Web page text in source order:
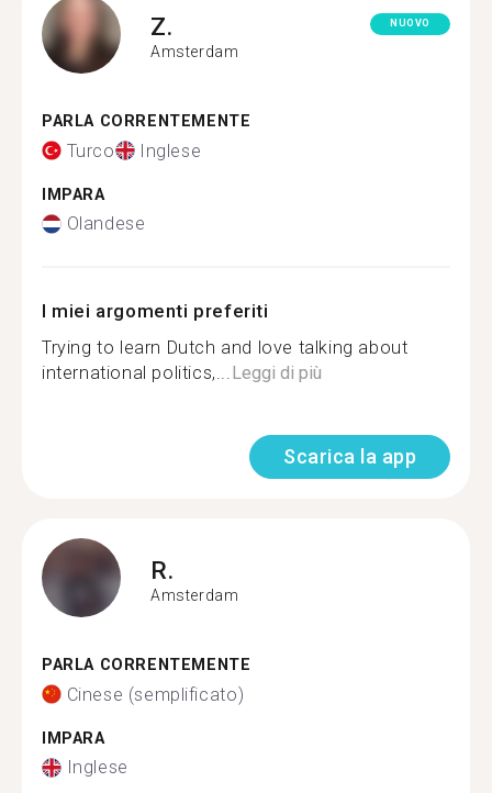
Z.
Amsterdam
NUOVO
PARLA CORRENTEMENTE
Turco Inglese
IMPARA
Olandese
I miei argomenti preferiti
Trying to learn Dutch and love talking about
international politics,...Leggi di più
Scarica la app
R.
Amsterdam
PARLA CORRENTEMENTE
Cinese (semplificato)
IMPARA
Inglese